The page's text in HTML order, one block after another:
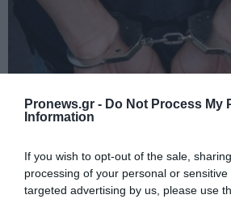
Pronews.gr - Do Not Process My
Information
If you wish to opt-out of the sale,
processing of your personal or
targeted advertising by us, please use
PRONEWS.GR /ΕΣΩΤΕΡΙΚΗ ΑΣΦΑΛΕΙΑ